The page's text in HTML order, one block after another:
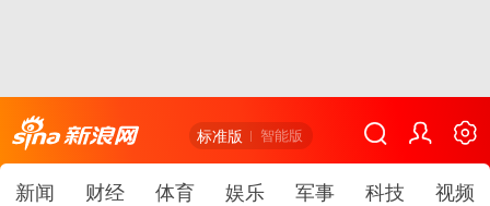
标准版 智能版
新闻 财经 体育 娱乐 军事 科技
视频